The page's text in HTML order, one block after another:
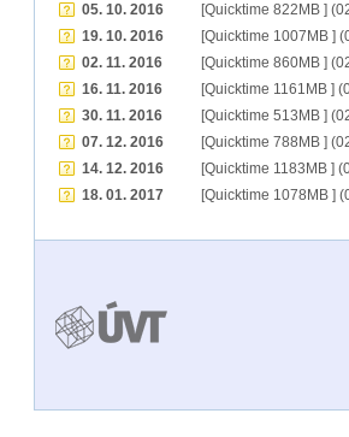
05. 10. 2016
[Quicktime 822MB ]
19. 10. 2016
[Quicktime 1007MB ]
02. 11. 2016
[Quicktime 860MB ]
16. 11. 2016
[Quicktime 1161MB ]
30. 11. 2016
[Quicktime 513MB ]
07. 12. 2016
[Quicktime 788MB ]
14. 12. 2016
[Quicktime 1183MB ]
18. 01. 2017
[Quicktime 1078MB ]